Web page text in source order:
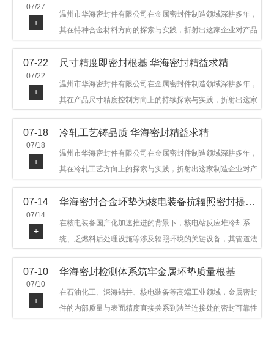
07/27
+
温州市华海密封件有限公司在金属密封件制造领域深耕多年，
其在特种合金材料方向的探索与实践，折射出这家企业对产品
品，可提供多种材质方案，在石油机械、管道法兰、采油树、
07-22
07/22
+
尺寸精度即密封根基 华海密封精益求精
温州市华海密封件有限公司在金属密封件制造领域深耕多年，
其在产品尺寸精度控制方向上的持续探索与实践，折射出这家
产品，广泛应用于石油机械、管道法兰、采油树、井口装置等
领域。本文从尺寸精度的技术内涵及企业工艺积累等角度，呈
现华海密封在该领域的务实探索与稳步发展。
07-18
07/18
+
冷轧工艺铸品质 华海密封精益求精
温州市华海密封件有限公司在金属密封件制造领域深耕多年，
其在冷轧工艺方向上的探索与实践，折射出这家制造企业对产
品，广泛应用于石油机械、管道法兰、采油树、井口装置等领
步发展。
07-14
07/14
+
华海密封合金环垫为核电装备抗辐照密封提供可靠保障
在核电装备国产化加速推进的背景下，核电站反应堆冷却系
统、乏燃料后处理设施等涉及辐照环境的关键设备，其管道法
定与密封可靠。温州市华海密封件科技有限公司深耕金属密封
领域二十余年，依托八角垫、椭圆垫及RX/BX系列高压环垫等
全系列产品，以特种合金材质体系，为核电装备抗辐照密封提
供针对性配套方案。
07-10
07/10
+
华海密封检测体系筑牢金属环垫质量根基
在石油化工、深海钻井、核电装备等高端工业领域，金属密封
件的内部质量与表面精度直接关系到法兰连接处的密封可靠性